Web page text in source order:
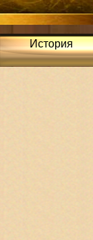
История